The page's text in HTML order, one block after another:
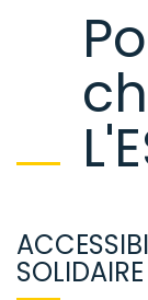
SOLIDAIRE